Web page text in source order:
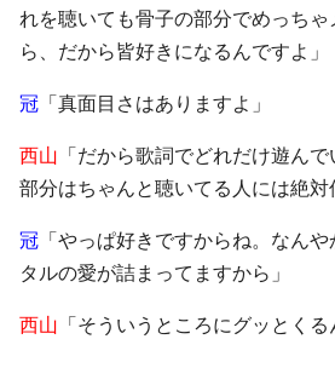
れを聴いても骨子の部分でめっち
ら、だから皆好きになるんですよ」
冠 「真面目さはありますよ」
西山 「だから歌詞でどれだけ遊ん
部分はちゃんと聴いてる人には絶対
冠 「やっぱ好きですからね。なん
タルの愛が詰まってますから」
西山 「そういうところにグッとくる